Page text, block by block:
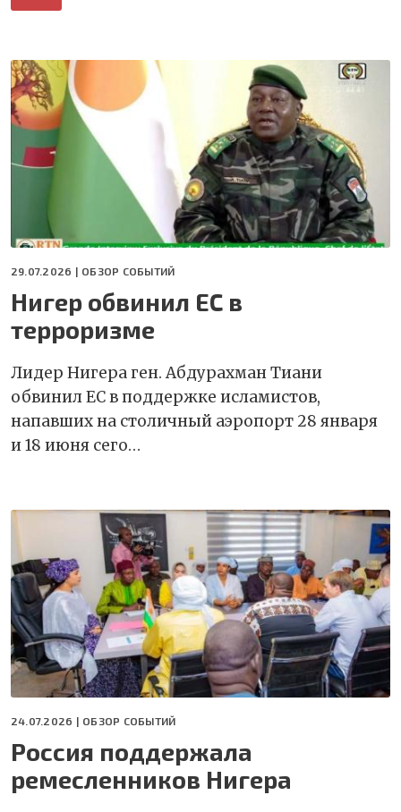
29.07.2026 | ОБЗОР СОБЫТИЙ
Нигер обвинил ЕС в
терроризме
Лидер Нигера ген. Абдурахман Тиани
обвинил ЕС в поддержке исламистов,
напавших на столичный аэропорт 28 января
и 18 июня сего…
24.07.2026 | ОБЗОР СОБЫТИЙ
Россия поддержала
ремесленников Нигера